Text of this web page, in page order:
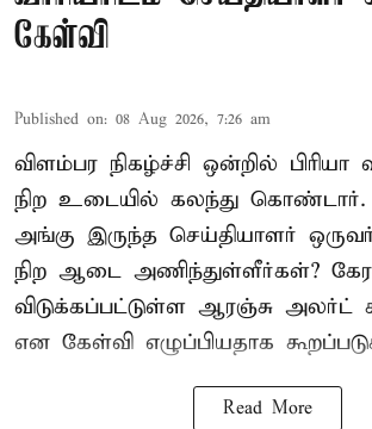
கேள்வி
Published on: 08 Aug 2026, 7:26 am
விளம்பர நிகழ்ச்சி ஒன்றில் பிரியா
நிற உடையில் கலந்து
அங்கு இருந்த செய்தியாளர்
நிற ஆடை அணிந்துள்ளீர்கள்?
விடுக்கப்பட்டுள்ள ஆரஞ்சு அலர்ட்
என கேள்வி எழுப்பியதாக
Read More